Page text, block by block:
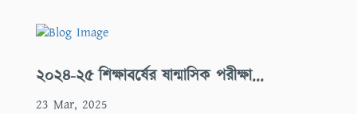
২০২৪-২৫ শিক্ষাবর্ষের ষান্মাসিক পরীক্ষা...
23 Mar, 2025